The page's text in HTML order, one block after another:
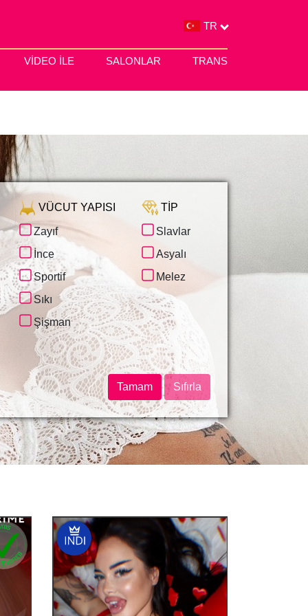
TR
VIDEO ILE SALONLAR TRANS
HEROIV DNIPRA
MINSKA
OBOLON
PETROVKA
TARASA SHEVCHENKA
KONTRAKTOVA PLOSHCHA
POSHTOVA PLOSHCHA
MAIDAN NEZALEZHNOSTI
PLOSHCHA LVA TOLSTOHO
OLIMPIISKA
PALATS UKRAINA
LYBIDSKA
DEMIIVSKA
HOLOSIIVSKA
VASYLKIVSKA
STRAPON
ÇIĞNEME
KIRBAÇLAMA
KÖLE
KLASIK FISTING
ANAL FISTING
ANILINGUS (ACCEPT)
RIMMING (DO)
ALTIN YAĞMUR (ISSUING)
ALTIN YAĞMUR (RESEPSIYON)
COPRO (DAĞITIM)
COPRO
VÜCUT YAPISI
Zayıf
İnce
Sportif
Sıkı
Şişman
TIP
Slavlar
Asyalı
Melez
Tamam Sıfırla